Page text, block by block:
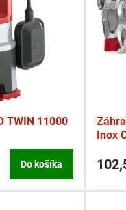
TWIN 11000
Do košíka
Inox